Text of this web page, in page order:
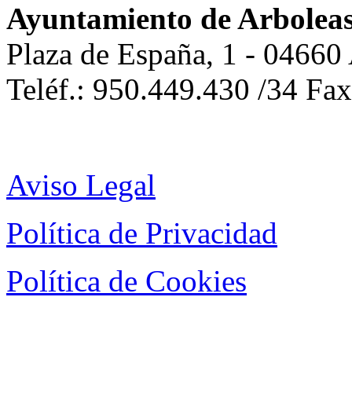
Ayuntamiento de
Plaza de España, 1 -
Teléf.: 950.449.430 /34
Aviso Legal
Política de Privacidad
Política de Cookies